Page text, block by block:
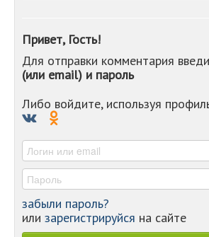
Привет, Гость!
Для отправки комментария
(или email) и пароль
Либо войдите, используя
забыли пароль?
или зарегистрируйся на сайте